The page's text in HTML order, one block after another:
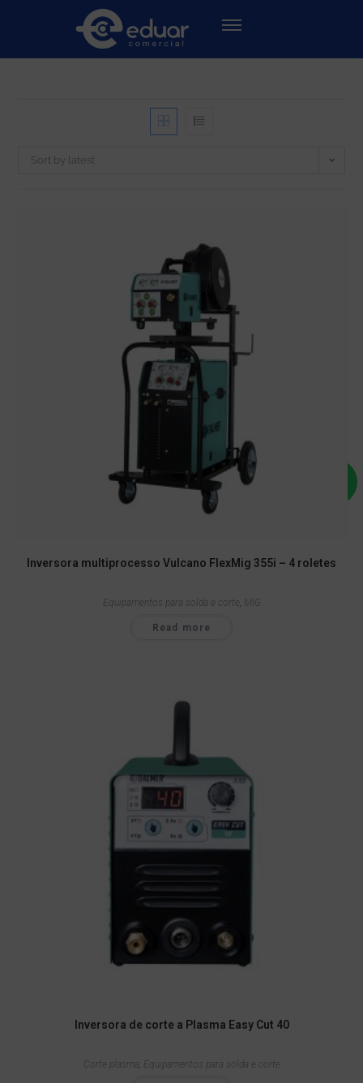
Sort by latest
Inversora multiprocesso Vulcano FlexMig 355i – 4 roletes
Equipamentos para solda e corte, MIG
Read more
Inversora de corte a Plasma Easy Cut 40
Corte plasma, Equipamentos para solda e corte